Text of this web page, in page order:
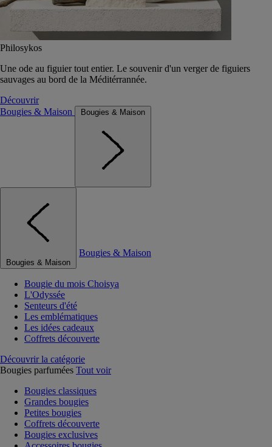
Philosykos
Une ode au figuier tout entier. Le souvenir d'un verger de figuiers
sauvages au bord de la Méditérrannée.
Découvrir
Bougies & Maison
Bougies & Maison
Bougies & Maison
Bougies & Maison
Bougie du mois Choisya
L'Odyssée
Senteurs d'été
Les emblématiques
Les idées cadeaux
Coffrets découverte
Découvrir la catégorie
Bougies parfumées Tout voir
Bougies classiques
Grandes bougies
Petites bougies
Coffrets découverte
Bougies exclusives